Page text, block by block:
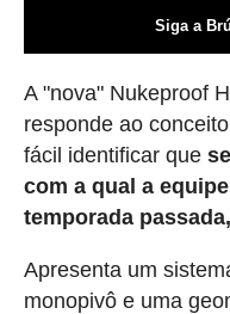
Siga a
A "nova" Nukeproof
responde ao
fácil identificar que
com a qual a
temporada
Apresenta um
monopivô e uma